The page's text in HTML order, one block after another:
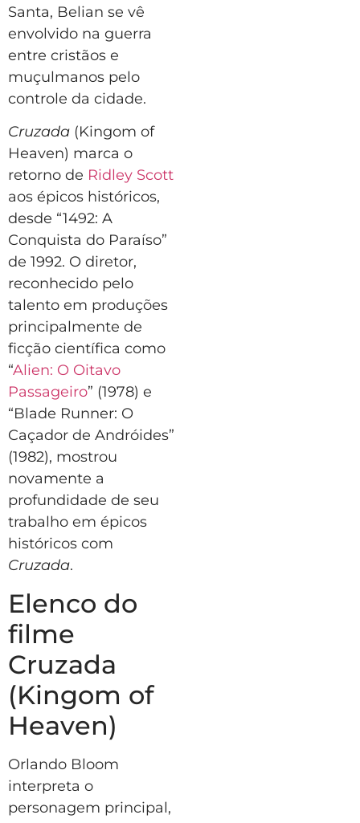
Santa, Belian se vê
envolvido na guerra
entre cristãos e
muçulmanos pelo
controle da cidade.
Cruzada (Kingom of
Heaven) marca o
retorno de Ridley Scott
aos épicos históricos,
desde “1492: A
Conquista do Paraíso”
de 1992. O diretor,
reconhecido pelo
talento em produções
principalmente de
ficção científica como
“Alien: O Oitavo
Passageiro” (1978) e
“Blade Runner: O
Caçador de Andróides”
(1982), mostrou
novamente a
profundidade de seu
trabalho em épicos
históricos com
Cruzada.
Elenco do
filme
Cruzada
(Kingom of
Heaven)
Orlando Bloom
interpreta o
personagem principal,